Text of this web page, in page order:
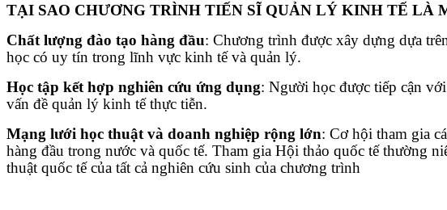
TẠI SAO CHƯƠNG TRÌNH TIẾN SĨ QUẢN LÝ KINH TẾ LÀ
Chất lượng đào tạo hàng đầu: Chương trình được xây dựng dựa
học có uy tín trong lĩnh vực kinh tế và quản lý.
Học tập kết hợp nghiên cứu ứng dụng: Người học được tiếp cận
vấn đề quản lý kinh tế thực tiễn.
Mạng lưới học thuật và doanh nghiệp rộng lớn: Cơ hội tham gia
hàng đầu trong nước và quốc tế. Tham gia Hội thảo quốc tế thường
thuật quốc tế của tất cả nghiên cứu sinh của chương trình